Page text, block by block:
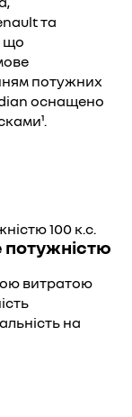
та
що
потужних
оснащено
потужністю
витратою
на